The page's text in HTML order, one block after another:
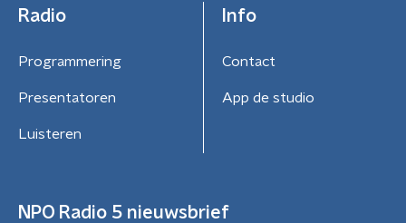
Radio
Programmering
Presentatoren
Luisteren
Info
Contact
App de studio
NPO Radio 5 nieuwsbrief